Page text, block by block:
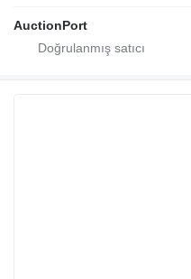
AuctionPort